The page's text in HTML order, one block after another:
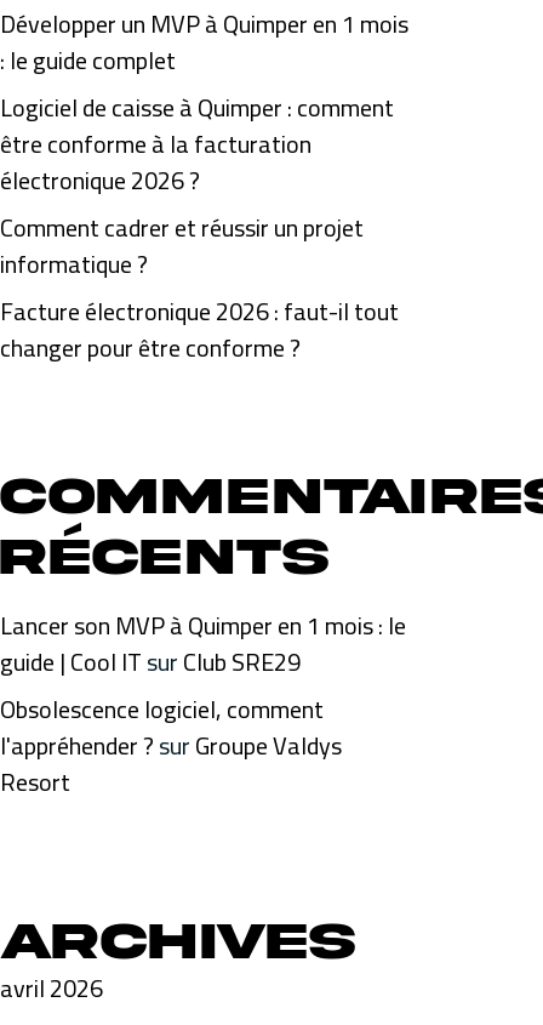
Développer un MVP à Quimper en 1 mois
: le guide complet
Logiciel de caisse à Quimper : comment
être conforme à la facturation
électronique 2026 ?
Comment cadrer et réussir un projet
informatique ?
Facture électronique 2026 : faut-il tout
changer pour être conforme ?
récents
Lancer son MVP à Quimper en 1 mois : le
guide | Cool ITsurClub SRE29
Obsolescence logiciel, comment
l'appréhender ?surGroupe Valdys
Resort
Archives
avril 2026